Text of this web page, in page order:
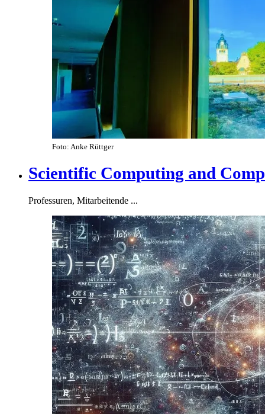
Foto: Anke Rüttger
Scientific Computing and
Professuren, Mitarbeitende ...